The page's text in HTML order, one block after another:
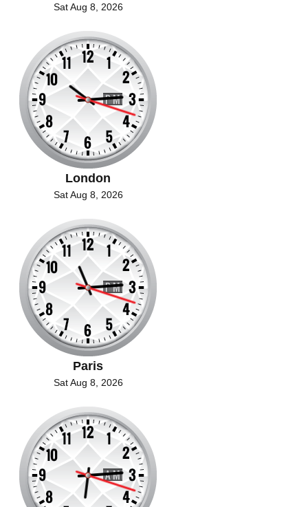
Sat Aug 8, 2026
London
Sat Aug 8, 2026
Paris
Sat Aug 8, 2026